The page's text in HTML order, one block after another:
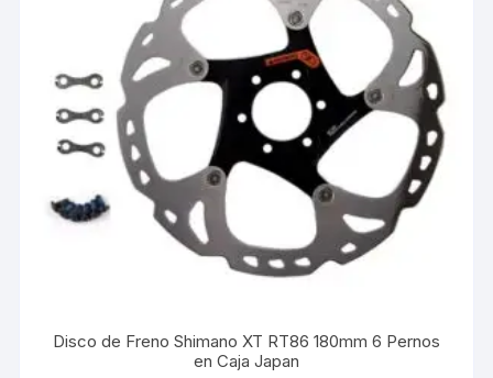
Disco de Freno Shimano XT RT86 180mm 6 Pernos
en Caja Japan